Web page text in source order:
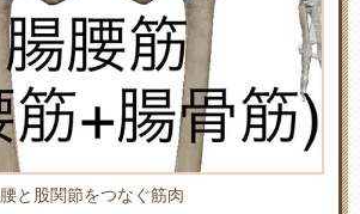
腰と股関節をつなぐ筋肉